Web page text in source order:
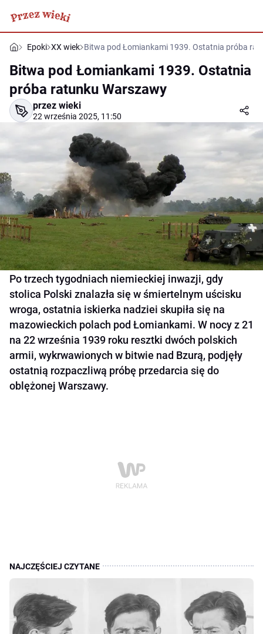
Epoki XX wiek Bitwa pod Łomiankami 1939. Ostatnia próba
Bitwa pod Łomiankami 1939. Ostatnia
próba ratunku Warszawy
przez wieki
22 września 2025, 11:50
Po trzech tygodniach niemieckiej inwazji, gdy
stolica Polski znalazła się w śmiertelnym uścisku
wroga, ostatnia iskierka nadziei skupiła się na
mazowieckich polach pod Łomiankami. W nocy z 21
na 22 września 1939 roku resztki dwóch polskich
armii, wykrwawionych w bitwie nad Bzurą, podjęły
ostatnią rozpaczliwą próbę przedarcia się do
oblężonej Warszawy.